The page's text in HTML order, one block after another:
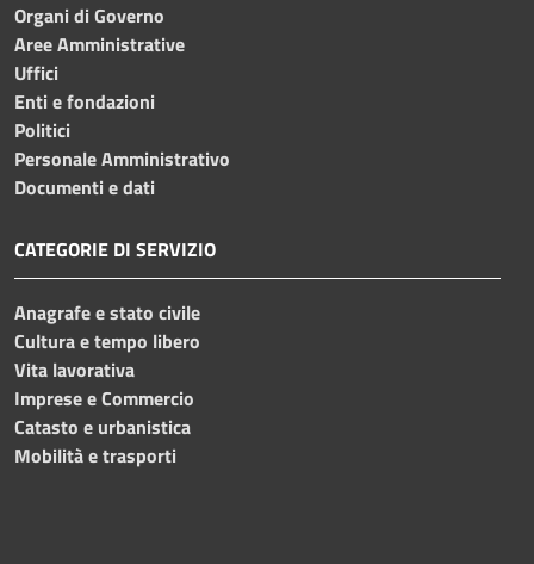
Organi di Governo
Aree Amministrative
Uffici
Enti e fondazioni
Politici
Personale Amministrativo
Documenti e dati
CATEGORIE DI SERVIZIO
Anagrafe e stato civile
Cultura e tempo libero
Vita lavorativa
Imprese e Commercio
Catasto e urbanistica
Mobilità e trasporti